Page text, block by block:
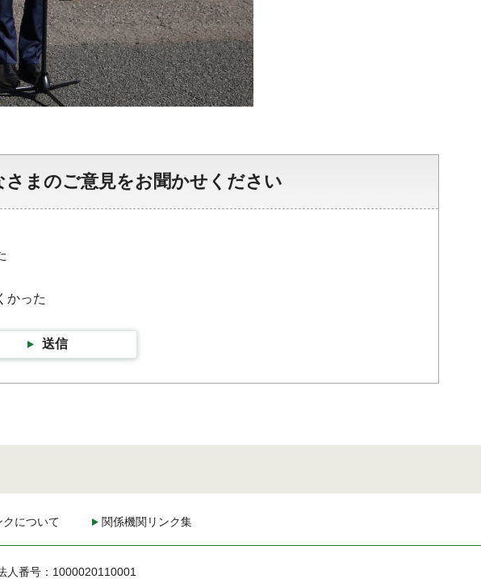
まのご意見をお聞かせください
かった
送信
について 関係機関リンク集
人番号：1000020110001